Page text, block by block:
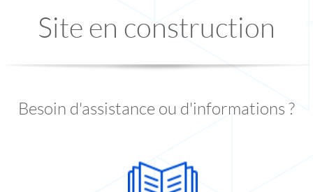
Site en construction
Besoin d'assistance ou d'informations ?